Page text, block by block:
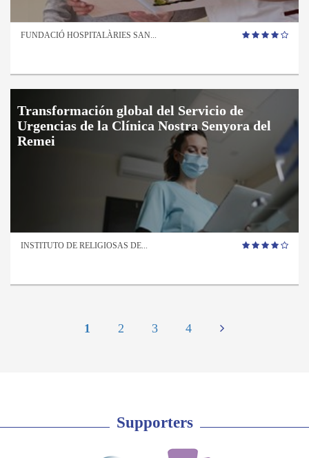
FUNDACIÓ HOSPITALÀRIES SAN...
Transformación global del Servicio de
Urgencias de la Clínica Nostra Senyora del
Remei
INSTITUTO DE RELIGIOSAS DE...
1 2 3 4
Supporters